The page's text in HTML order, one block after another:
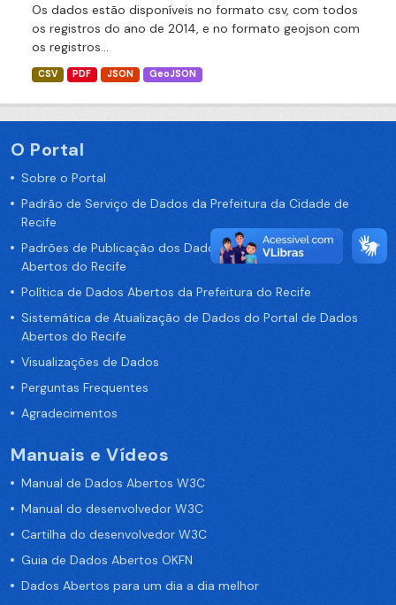
Os dados estão disponíveis no formato csv, com todos
os registros do ano de 2014, e no formato geojson com
os registros...
CSV PDF JSON GeoJSON
O Portal
Sobre o Portal
Padrão de Serviço de Dados da Prefeitura da Cidade de
Recife
Padrões de Publicação dos Dados no Portal de Dados
Abertos do Recife
Política de Dados Abertos da Prefeitura do Recife
Sistemática de Atualização de Dados do Portal de Dados
Abertos do Recife
Visualizações de Dados
Perguntas Frequentes
Agradecimentos
Manuais e Vídeos
Manual de Dados Abertos W3C
Manual do desenvolvedor W3C
Cartilha do desenvolvedor W3C
Guia de Dados Abertos OKFN
Dados Abertos para um dia a dia melhor